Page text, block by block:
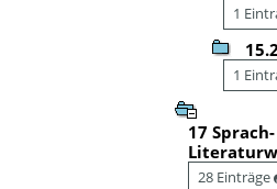
1
1
17
28 Einträge